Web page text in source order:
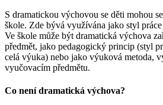
S dramatickou výchovou se děti mohou
škole. Zde bývá využívána jako styl
Ve škole může být dramatická výchova
předmět, jako pedagogický princip (styl
celá výuka) nebo jako výuková metoda,
vyučovacím předmětu.
Co není dramatická výchova?